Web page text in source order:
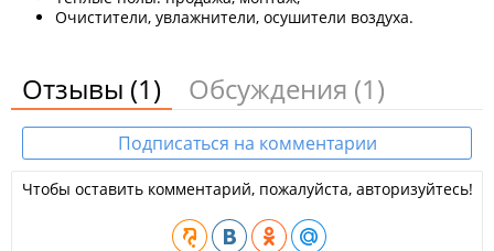
Очистители, увлажнители, осушители воздуха.
Отзывы (1) Обсуждения (1)
Подписаться на комментарии
Чтобы оставить комментарий, пожалуйста, авторизуйтесь!